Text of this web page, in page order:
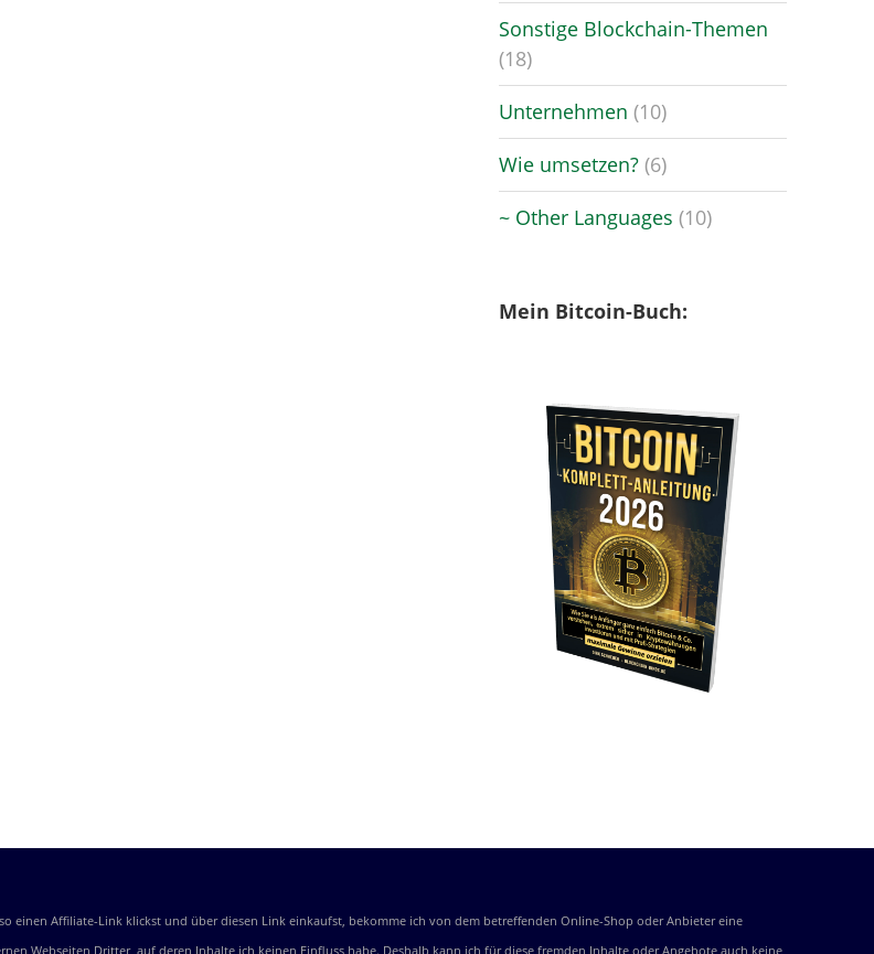
Sonstige Blockchain-Themen
(18)
Unternehmen (10)
Wie umsetzen?(6)
~ Other Languages (10)
Mein Bitcoin-Buch:
einen Affiliate-Link klickst und über diesen Link einkaufst, bekomme ich von dem betreffenden Online-Shop oder Anbieter eine
Webseiten Dritter, auf deren Inhalte ich keinen Einfluss habe. Deshalb kann ich für diese fremden Inhalte oder Angebote auch keine